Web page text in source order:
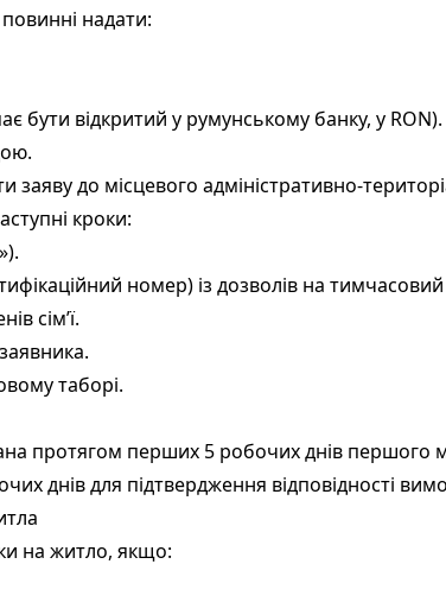
надати:
бути відкритий у румунському банку, у RON).
до місцевого адміністративно-
кроки:
»).
номер) із дозволів на тимчасовий
сім’ї.
таборі.
протягом перших 5 робочих днів першого
днів для підтвердження відповідності
на житло, якщо: